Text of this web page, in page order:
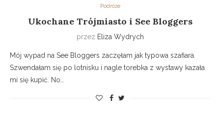
Podróże
Ukochane Trójmiasto i See Bloggers
przez Eliza Wydrych
Mój wypad na See Bloggers zaczęłam jak typowa szafiara.
Szwendałam się po lotnisku i nagle torebka z wystawy kazała
mi się kupić. No…